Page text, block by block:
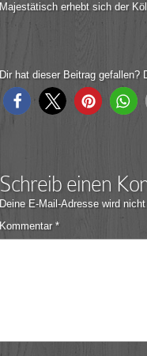
Majestätisch erhebt sich der
Dir hat dieser Beitrag gefallen?
Schreib einen
Deine E-Mail-Adresse wird
Kommentar *